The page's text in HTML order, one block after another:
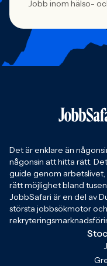
Jobb inom hälso-
Det är enklare än
någonsin att hitta rätt.
guide genom
rätt möjlighet bland
JobbSafari är en del av
största jobbsökmotor